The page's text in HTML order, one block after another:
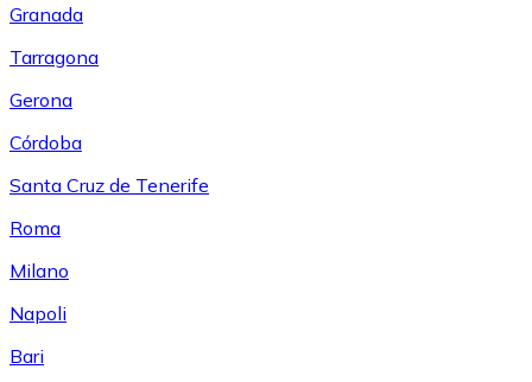
Granada
Tarragona
Gerona
Córdoba
Santa Cruz de Tenerife
Roma
Milano
Napoli
Bari